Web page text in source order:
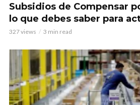
Subsidios de Compensar
lo que debes saber para
327 views 3 min read